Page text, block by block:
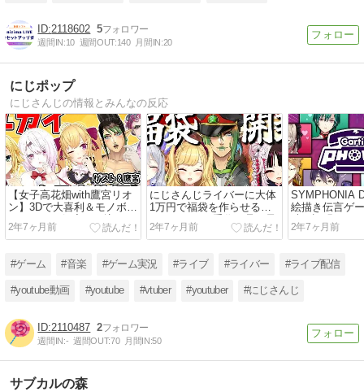
2118602 5
週間IN:10 週間OUT:140 月間IN:20
にじポップ
にじさんじの情報とみんなの反応
【女子高花畑with鷹宮リオ
ン】3Dで大喜利＆モノボ
ケ！ネタは何度でも擦る、
ろふまお咎人はフリー素
などユカイな2時間
2年7ヶ月前
にじさんじライバーに大体
1万円で福袋を作らせると
どうなる？→手作り品、予
算大幅オーバー、自分のグ
ーグッズオンリーなど個性
が強すぎる！
2年7ヶ月前
SYMPHONIA
絵描き伝言ゲ
絆の証明をし
多数の大波乱
2年7ヶ月前
#ゲーム #音楽 #ゲーム実況 #ライブ #ライバー #ライブ配信
#youtube動画 #youtube #vtuber #youtuber #にじさんじ
2110487 2
週間IN:- 週間OUT:70 月間IN:50
サブカルの森